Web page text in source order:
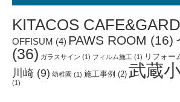
KITACOS
OFFISUM (4) PAWS ROOM (16)
(36) ガラスサイン (1) フィルム施工 (1) リフォー
川崎 (9) 幼稚園 (1) 施工事例 (2) 武蔵
(1)